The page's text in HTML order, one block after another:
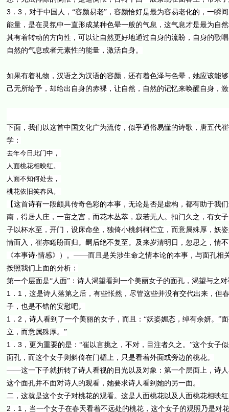
3 ． 3 ，对于中国人，“容颜易老”，容颜恰好是最为容易老化的，一
能量，是在灵氛中一直形成某种色晕一般的气息，这气息才是最为自
其有着转动的方向性，可以让自然更好地通过自身的流盼，自身的
自然的气息或者元素性的能量，激活自身。
如果有着礼物，汉语之为汉语的容颜，还有着色泽与色晕，她应该能
己无所给予，却给出自身的赤裸，让自然，自然的记忆来唤醒自身，
下面，我们以这首中国文化广为流传，似乎通俗易懂的诗歌，唐五代
学：
去年今日此门中，
人面桃花相映红。
人面不知何处去，
桃花依旧笑春风。
【这首诗有一段颇具传奇色彩的本事，无论是否是虚构，都有助于我
南，得居人庄，一亩之宫，而花木丛萃，寂若无人。扣门久之，有女
子以杯水至，开门，设床命坐，独倚小桃斜柯伫立，而意属殊厚，妖
情而入，崔亦睠盼而归。嗣后绝不复至。及来岁清明日，忽思之，情
《本事诗·情感》）。——而且是关涉生命之情本论的本事，与面孔相
按照我们上面的分析：
第一个层面是“人面”：诗人渴望看到一个美丽女子的面孔，渴望与之
1． 1，这是诗人落第之后，有些怅然，尽管这些并没有交代出来，但
子，也是不错的安慰吧。
1． 2 ，诗人看到了一个美丽的女子，而且：“妖姿媚态，绰有余妍。
立，而意属殊厚。”
1． 3 ，更为重要的是：“崔以言挑之，不对，目注者久之。”这个女
面孔，而这个女子则斜倚在门楣上，只是看着外面或旁边的桃花。
——这一下子就折转了诗人看视的目光以及对象：第一个层面上，诗
这个面孔并不面对诗人的观看，她要求诗人看到她的另一面。
二，这就是这个女子对桃花的观看。这是人面桃花以及人面桃花相映
2 ． 1，当一个女子在春天看着不远处的桃花，这个女子的观照乃是